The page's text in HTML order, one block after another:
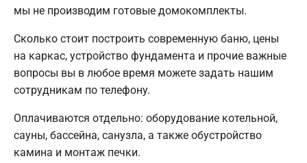
мы не производим готовые домокомплекты.
Сколько стоит построить современную баню, цены
на каркас, устройство фундамента и прочие важные
вопросы вы в любое время можете задать нашим
сотрудникам по телефону.
Оплачиваются отдельно: оборудование котельной,
сауны, бассейна, санузла, а также обустройство
камина и монтаж печки.